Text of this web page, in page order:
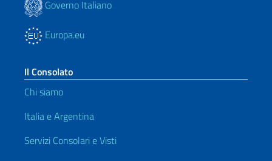
Governo Italiano
Europa.eu
Il Consolato
Chi siamo
Italia e Argentina
Servizi Consolari e Visti